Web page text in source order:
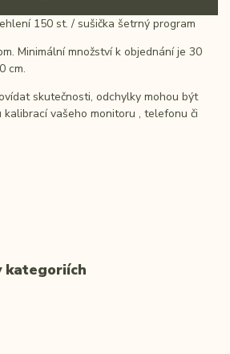
150 st. / sušička šetrný program
Minimální množství k objednání je 30
cm.
skutečnosti, odchylky mohou být
kalibrací vašeho monitoru , telefonu či
kategoriích